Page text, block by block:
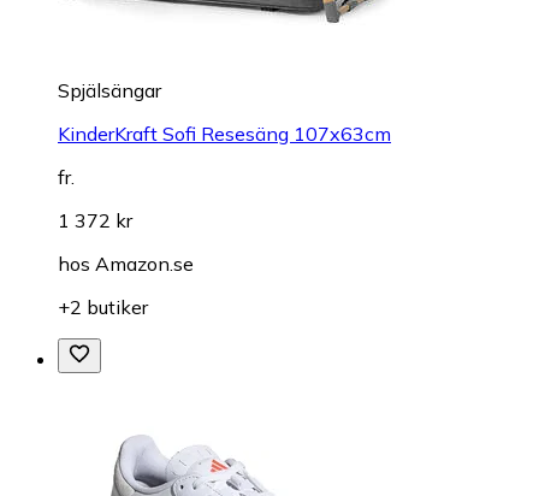
Spjälsängar
KinderKraft Sofi Resesäng 107x63cm
fr.
1 372 kr
hos Amazon.se
+2 butiker